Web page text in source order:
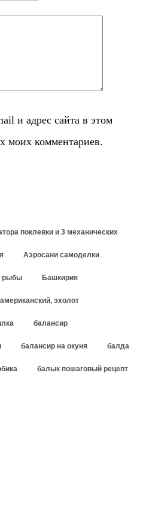
и адрес сайта в этом
моих комментариев.
поклевки и 3 механических
Аэросани самоделки
рыбы Башкирия
американский, эхолот
балансир
балансир на окуня балда
балык пошаговый рецепт